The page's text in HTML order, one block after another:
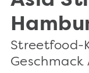
Streetfood-
Geschmack